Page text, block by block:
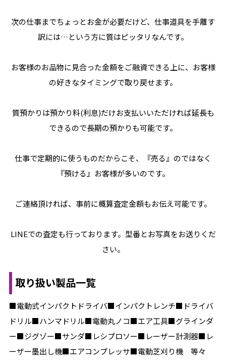
次の仕事までちょっとお金が必要だけど、仕事道具を手離す
訳には…という方に質はピッタリなんです。
お客様のお品物に見合った金額をご融資できる上に、お客様
の好きなタイミングで取り戻せます。
質預かりは預かり料(利息)だけお支払いいただければ延長も
できるので長期の預かりも可能です。
仕事で定期的に使うものだからこそ、『売る』のではなく
『預ける』お客様が多いのです。
ご連絡頂ければ、事前に概算査定金額もお伝え可能です。
LINEでの査定も行っております。型番とお写真をお送りくだ
さい。
取り扱い製品一覧
■電動式インパクトドライバ■インパクトレンチ■ドライバ
ドリル■ハンマドリル■電動丸ノコ■エア工具■グラインダ
ー■ジグゾー■サンダ■レシプロソー■レーザー計測器■レ
ーザー墨出し機■エアコンプレッサ■電動芝刈り機 等々